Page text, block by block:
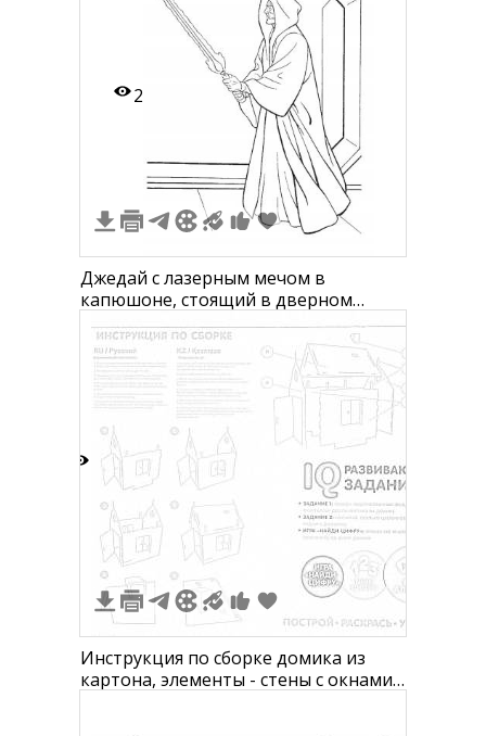
2
Джедай с лазерным мечом в
капюшоне, стоящий в дверном
проеме
Инструкция по сборке домика из
картона, элементы - стены с окнами,